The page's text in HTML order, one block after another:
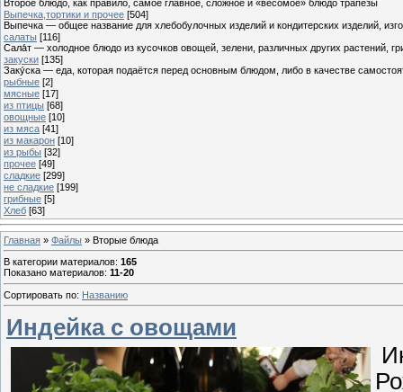
Второе блюдо, как правило, самое главное, сложное и «весомое» блюдо трапезы
Выпечка,тортики и прочее [504]
Выпечка — общее название для хлебобулочных изделий и кондитерских изделий,
салаты [116]
Сала́т — холодное блюдо из кусочков овощей, зелени, различных других растений,
закуски [135]
Заку́ска — еда, которая подаётся перед основным блюдом, либо в качестве
рыбные [2]
мясные [17]
из птицы [68]
овощные [10]
из мяса [41]
из макарон [10]
из рыбы [32]
прочее [49]
сладкие [299]
не сладкие [199]
грибные [5]
Хлеб [63]
Главная » Файлы » Вторые блюда
В категории материалов: 165
Показано материалов: 11-20
Сортировать по: Названию
Индейка с овощами